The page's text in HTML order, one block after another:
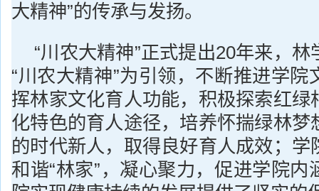
大精神”的传承与发扬。
“川农大精神”正式提出20年来，
“川农大精神”为引领，不断推进学院
挥林家文化育人功能，积极探索红绿
化特色的育人途径，培养怀揣绿林梦
的时代新人，取得良好育人成效；学
和谐“林家”，凝心聚力，促进学院内